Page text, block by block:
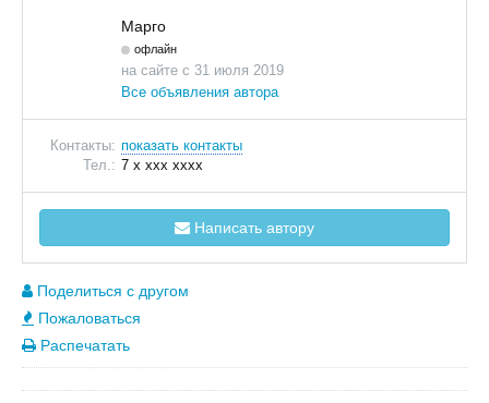
Марго
офлайн
на сайте с 31 июля 2019
Все объявления автора
Контакты: показать контакты
Тел.: 7 x xxx xxxx
Написать автору
Поделиться с другом
Пожаловаться
Распечатать